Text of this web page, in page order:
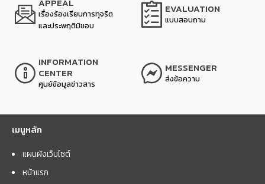
เรื่องร้องเรียนการทุจริต
และประพฤติมิชอบ
EVALUATION
แบบสอบถาม
INFORMATION
CENTER
ศูนย์ข้อมูลข่าวสาร
MESSENGER
ส่งข้อความ
เมนูหลัก
แผนผังเว็บไซต์
หน้าแรก